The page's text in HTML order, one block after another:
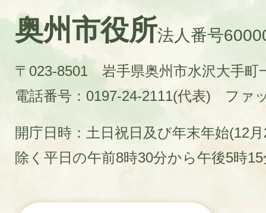
奥州市役所法人番号
〒023-8501 岩手県奥州市水沢大手町
電話番号：0197-24-2111(代表)
ファ
開庁日時：土日祝日及び年末年始(12
除く平日の午前8時30分から午後5時